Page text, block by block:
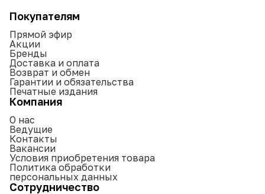
Покупателям
Прямой эфир
Акции
Бренды
Доставка и оплата
Возврат и обмен
Гарантии и обязательства
Печатные издания
Компания
О нас
Ведущие
Контакты
Вакансии
Условия приобретения товара
Политика обработки
персональных данных
Сотрудничество